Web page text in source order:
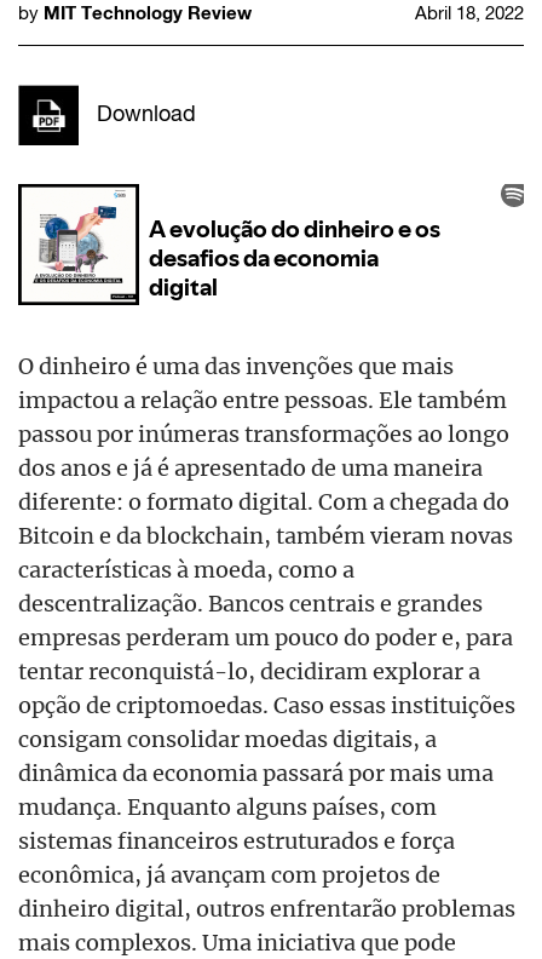
by MIT Technology Review Abril 18, 2022
Download
O dinheiro é uma das invenções que mais
impactou a relação entre pessoas. Ele também
passou por inúmeras transformações ao longo
dos anos e já é apresentado de uma maneira
diferente: o formato digital. Com a chegada do
Bitcoin e da blockchain, também vieram novas
características à moeda, como a
descentralização. Bancos centrais e grandes
empresas perderam um pouco do poder e, para
tentar reconquistá-lo, decidiram explorar a
opção de criptomoedas. Caso essas instituições
consigam consolidar moedas digitais, a
dinâmica da economia passará por mais uma
mudança. Enquanto alguns países, com
sistemas financeiros estruturados e força
econômica, já avançam com projetos de
dinheiro digital, outros enfrentarão problemas
mais complexos. Uma iniciativa que pode